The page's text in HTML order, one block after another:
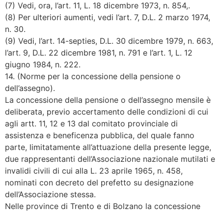
(7) Vedi, ora, l’art. 11, L. 18 dicembre 1973, n. 854,.
(8) Per ulteriori aumenti, vedi l’art. 7, D.L. 2 marzo 1974,
n. 30.
(9) Vedi, l’art. 14-septies, D.L. 30 dicembre 1979, n. 663,
l’art. 9, D.L. 22 dicembre 1981, n. 791 e l’art. 1, L. 12
giugno 1984, n. 222.
14. (Norme per la concessione della pensione o
dell’assegno).
La concessione della pensione o dell’assegno mensile è
deliberata, previo accertamento delle condizioni di cui
agli artt. 11, 12 e 13 dal comitato provinciale di
assistenza e beneficenza pubblica, del quale fanno
parte, limitatamente all’attuazione della presente legge,
due rappresentanti dell’Associazione nazionale mutilati e
invalidi civili di cui alla L. 23 aprile 1965, n. 458,
nominati con decreto del prefetto su designazione
dell’Associazione stessa.
Nelle province di Trento e di Bolzano la concessione